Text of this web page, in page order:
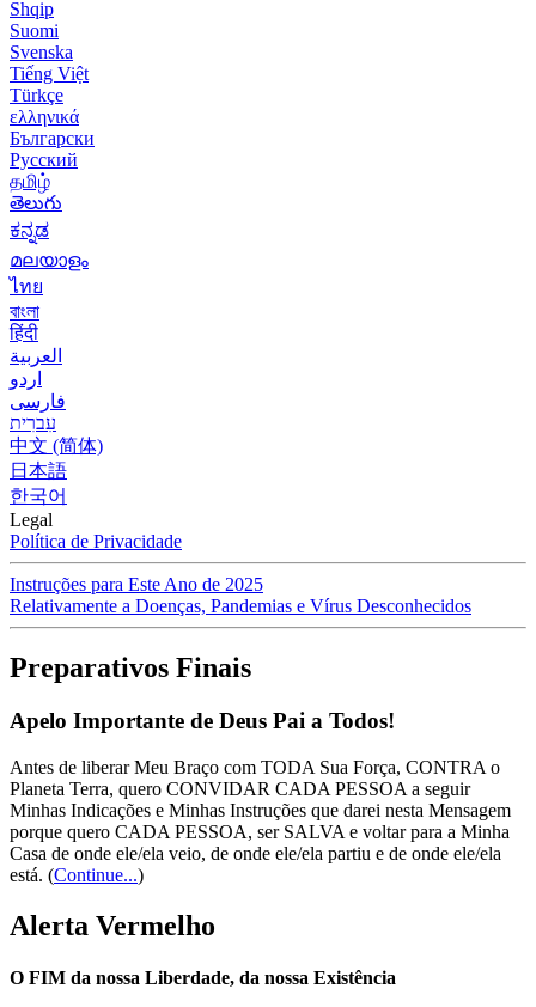
Shqip
Suomi
Svenska
Tiếng Việt
Türkçe
ελληνικά
Български
Русский
தமிழ்
తెలుగు
ಕನ್ನಡ
മലയാളം
ไทย
বাংলা
हिंदी
العربية
اردو
فارسی
עִברִית
中文 (简体)
日本語
한국어
Legal
Política de Privacidade
Instruções para Este Ano de 2025
Relativamente a Doenças, Pandemias e Vírus Desconhecidos
Preparativos Finais
Apelo Importante de Deus Pai a Todos!
Antes de liberar Meu Braço com TODA Sua Força, CONTRA o
Planeta Terra, quero CONVIDAR CADA PESSOA a seguir
Minhas Indicações e Minhas Instruções que darei nesta Mensagem
porque quero CADA PESSOA, ser SALVA e voltar para a Minha
Casa de onde ele/ela veio, de onde ele/ela partiu e de onde ele/ela
está. (Continue...)
Alerta Vermelho
O FIM da nossa Liberdade, da nossa Existência